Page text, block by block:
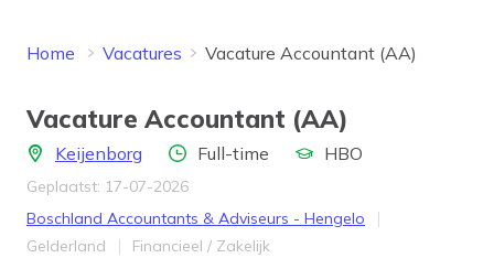
Home Vacatures Vacature Accountant (AA)
Vacature Accountant (AA)
LocatieKeijenborg Aantal uren
Full-time Opleidingsniveau
HBO
Geplaatst: 17-07-2026
Bedrijf
Boschland Accountants & Adviseurs - Hengelo
Provincie
Gelderland Werkveld
Financieel / Zakelijk